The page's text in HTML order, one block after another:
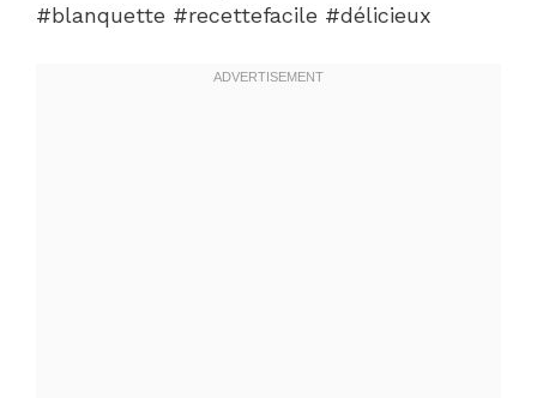
#blanquette #recettefacile #délicieux